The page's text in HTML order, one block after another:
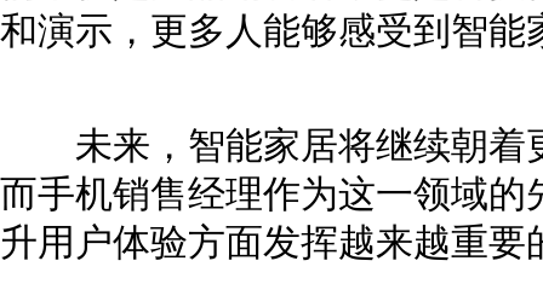
和演示，更多人能够感受到智
未来，智能家居将继续朝着
而手机销售经理作为这一领域
升用户体验方面发挥越来越重要